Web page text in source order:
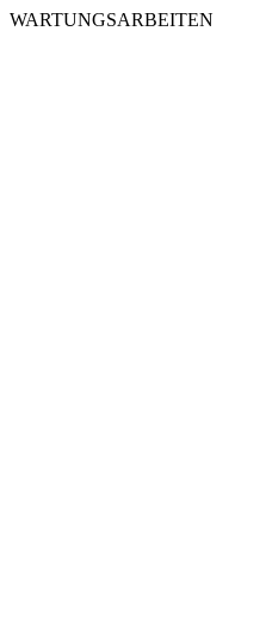
WARTUNGSARBEITEN